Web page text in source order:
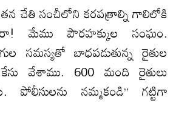
చేతి సంచీలోని కరపత్రాల్ని గాలిలోకి
మేము పౌరహక్కుల సంఘం.
సమస్యతో బాధపడుతున్న రైతుల
వేశాము. 600 మంది రైతులు
పోలీసులను నమ్మకండి” గట్టిగా